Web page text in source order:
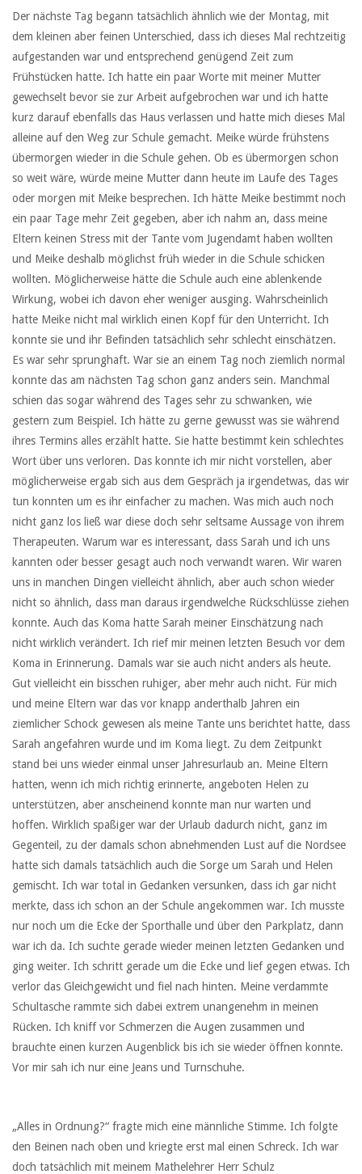
Der nächste Tag begann tatsächlich ähnlich wie der Montag, mit
dem kleinen aber feinen Unterschied, dass ich dieses Mal rechtzeitig
aufgestanden war und entsprechend genügend Zeit zum
Frühstücken hatte. Ich hatte ein paar Worte mit meiner Mutter
gewechselt bevor sie zur Arbeit aufgebrochen war und ich hatte
kurz darauf ebenfalls das Haus verlassen und hatte mich dieses Mal
alleine auf den Weg zur Schule gemacht. Meike würde frühstens
übermorgen wieder in die Schule gehen. Ob es übermorgen schon
so weit wäre, würde meine Mutter dann heute im Laufe des Tages
oder morgen mit Meike besprechen. Ich hätte Meike bestimmt noch
ein paar Tage mehr Zeit gegeben, aber ich nahm an, dass meine
Eltern keinen Stress mit der Tante vom Jugendamt haben wollten
und Meike deshalb möglichst früh wieder in die Schule schicken
wollten. Möglicherweise hätte die Schule auch eine ablenkende
Wirkung, wobei ich davon eher weniger ausging. Wahrscheinlich
hatte Meike nicht mal wirklich einen Kopf für den Unterricht. Ich
konnte sie und ihr Befinden tatsächlich sehr schlecht einschätzen.
Es war sehr sprunghaft. War sie an einem Tag noch ziemlich normal
konnte das am nächsten Tag schon ganz anders sein. Manchmal
schien das sogar während des Tages sehr zu schwanken, wie
gestern zum Beispiel. Ich hätte zu gerne gewusst was sie während
ihres Termins alles erzählt hatte. Sie hatte bestimmt kein schlechtes
Wort über uns verloren. Das konnte ich mir nicht vorstellen, aber
möglicherweise ergab sich aus dem Gespräch ja irgendetwas, das wir
tun konnten um es ihr einfacher zu machen. Was mich auch noch
nicht ganz los ließ war diese doch sehr seltsame Aussage von ihrem
Therapeuten. Warum war es interessant, dass Sarah und ich uns
kannten oder besser gesagt auch noch verwandt waren. Wir waren
uns in manchen Dingen vielleicht ähnlich, aber auch schon wieder
nicht so ähnlich, dass man daraus irgendwelche Rückschlüsse ziehen
konnte. Auch das Koma hatte Sarah meiner Einschätzung nach
nicht wirklich verändert. Ich rief mir meinen letzten Besuch vor dem
Koma in Erinnerung. Damals war sie auch nicht anders als heute.
Gut vielleicht ein bisschen ruhiger, aber mehr auch nicht. Für mich
und meine Eltern war das vor knapp anderthalb Jahren ein
ziemlicher Schock gewesen als meine Tante uns berichtet hatte, dass
Sarah angefahren wurde und im Koma liegt. Zu dem Zeitpunkt
stand bei uns wieder einmal unser Jahresurlaub an. Meine Eltern
hatten, wenn ich mich richtig erinnerte, angeboten Helen zu
unterstützen, aber anscheinend konnte man nur warten und
hoffen. Wirklich spaßiger war der Urlaub dadurch nicht, ganz im
Gegenteil, zu der damals schon abnehmenden Lust auf die Nordsee
hatte sich damals tatsächlich auch die Sorge um Sarah und Helen
gemischt. Ich war total in Gedanken versunken, dass ich gar nicht
merkte, dass ich schon an der Schule angekommen war. Ich musste
nur noch um die Ecke der Sporthalle und über den Parkplatz, dann
war ich da. Ich suchte gerade wieder meinen letzten Gedanken und
ging weiter. Ich schritt gerade um die Ecke und lief gegen etwas. Ich
verlor das Gleichgewicht und fiel nach hinten. Meine verdammte
Schultasche rammte sich dabei extrem unangenehm in meinen
Rücken. Ich kniff vor Schmerzen die Augen zusammen und
brauchte einen kurzen Augenblick bis ich sie wieder öffnen konnte.
Vor mir sah ich nur eine Jeans und Turnschuhe.
„Alles in Ordnung?“ fragte mich eine männliche Stimme. Ich folgte
den Beinen nach oben und kriegte erst mal einen Schreck. Ich war
doch tatsächlich mit meinem Mathelehrer Herr Schulz